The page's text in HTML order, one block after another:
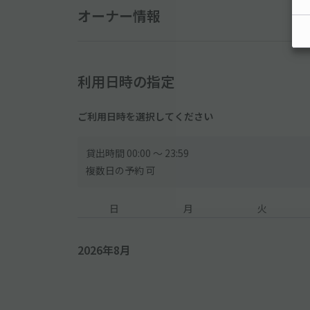
※外国車・スポーツカーなどのタイヤ幅が広い車は
トヨタ：アルファード／ヴェルファイア／ハイエース
レクサス：レクサス
ビー・エム・ダブリュー：７シリーズ
【入庫方法について】
申請なき場合、現地にて別途お支払が発生します。
【その他注意事項】
オーナー情報
利用日時の指定
ご利用日時を選択してください
貸出時間 00:00 〜 23:59
複数日の予約 可
日 月 火
2026年8月